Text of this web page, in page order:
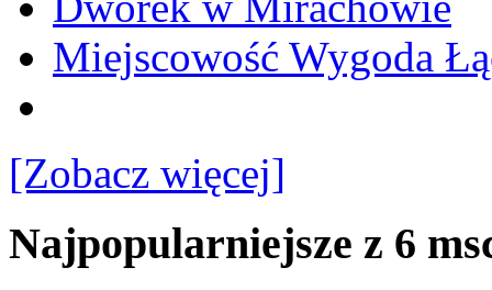
Miejscowość Wygoda
[Zobacz więcej]
Najpopularniejsze z 6